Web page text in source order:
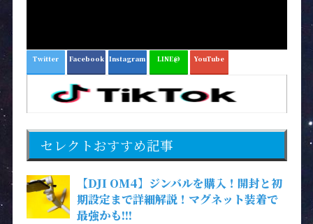
Twitter Facebook Instagram LINE@ YouTube
セレクトおすすめ記事
【DJI OM4】ジンバルを購入！開封と初
期設定まで詳細解説！マグネット装着で
最強かも!!!